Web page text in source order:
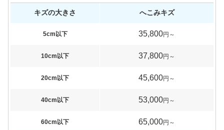
キズの大きさ へこみキズ
5cm以下 35,800円～
10cm以下 37,800円～
20cm以下 45,600円～
40cm以下 53,000円～
60cm以下 65,000円～